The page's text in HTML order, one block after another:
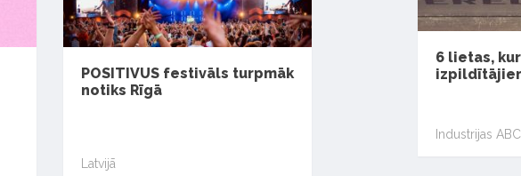
POSITIVUS festivāls turpmāk
notiks Rīgā
Latvijā
6 lietas,
Industrijas ABC